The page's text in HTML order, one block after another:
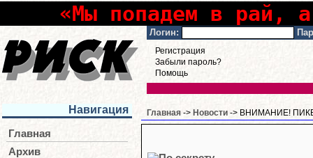
«Мы попадем в рай,
Логин:
Регистрация
Забыли пароль?
Помощь
Навигация
Главная
Архив
Главная -> Новости -> ВНИМАНИЕ!